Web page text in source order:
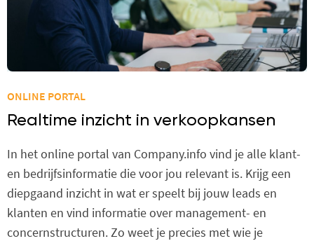
ONLINE PORTAL
Realtime inzicht in verkoopkansen
In het online portal van Company.info vind je alle klant-
en bedrijfsinformatie die voor jou relevant is. Krijg een
diepgaand inzicht in wat er speelt bij jouw leads en
klanten en vind informatie over management- en
concernstructuren. Zo weet je precies met wie je